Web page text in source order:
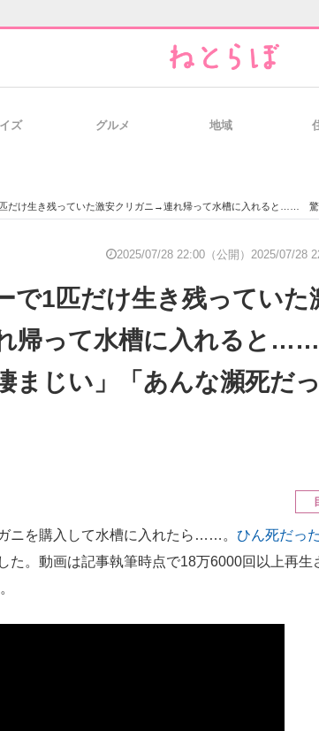
けIT製品の総合サイト IT製品の技術・比較・事例
ズ グルメ 地域
き残っていた激安クリガニ→連れ帰って水槽に入れると…… 驚きの姿に「凄まじい」「あんな瀕
2025/07/28 22:00（公開） 2025/07/28
で1匹だけ生き残っていた
帰って水槽に入れると
まじい」「あんな瀕死だ
ニを購入して水槽に入れたら……。 ひん死だっ
た。動画は記事執筆時点で18万6000回以上再生